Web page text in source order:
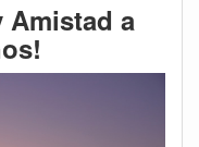
Amistad a